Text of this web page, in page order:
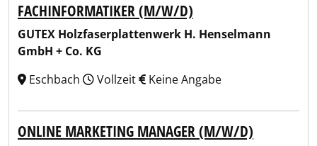
FACHINFORMATIKER (M/W/D)
GUTEX Holzfaserplattenwerk H. Henselmann
GmbH + Co. KG
Eschbach
Vollzeit Keine Angabe
ONLINE MARKETING MANAGER (M/W/D)